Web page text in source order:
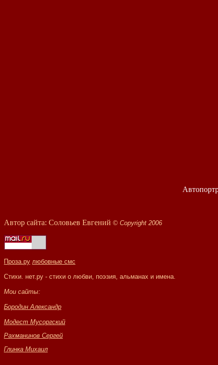
Автор сайта: Соловьев Евгений © Copyright 2006
Проза.ру любовные смс
Стихи. нет.ру - стихи о любви, поэзия, альманах и имена.
Мои сайты:
Бородин Александр
Модест Мусоргский
Рахманинов Сергей
Глинка Михаил